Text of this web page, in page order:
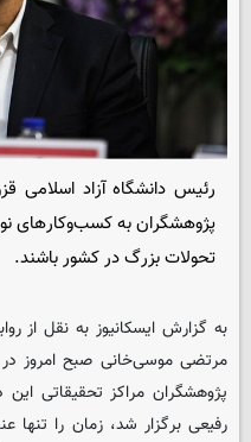
رئیس دانشگاه آزاد اسلامی
پژوهشگران به کسب‌وکارهای
تحولات بزرگ در کشور باشند.
به گزارش ایسکانیوز به نقل از
مرتضی موسی‌خانی صبح امروز در
پژوهشگران مراکز تحقیقاتی این
رفیعی برگزار شد، زمان را تنها